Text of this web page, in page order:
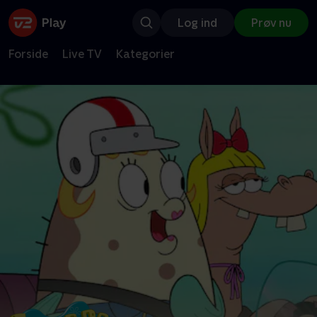
Log ind Prøv nu
Forside Live TV Kategorier